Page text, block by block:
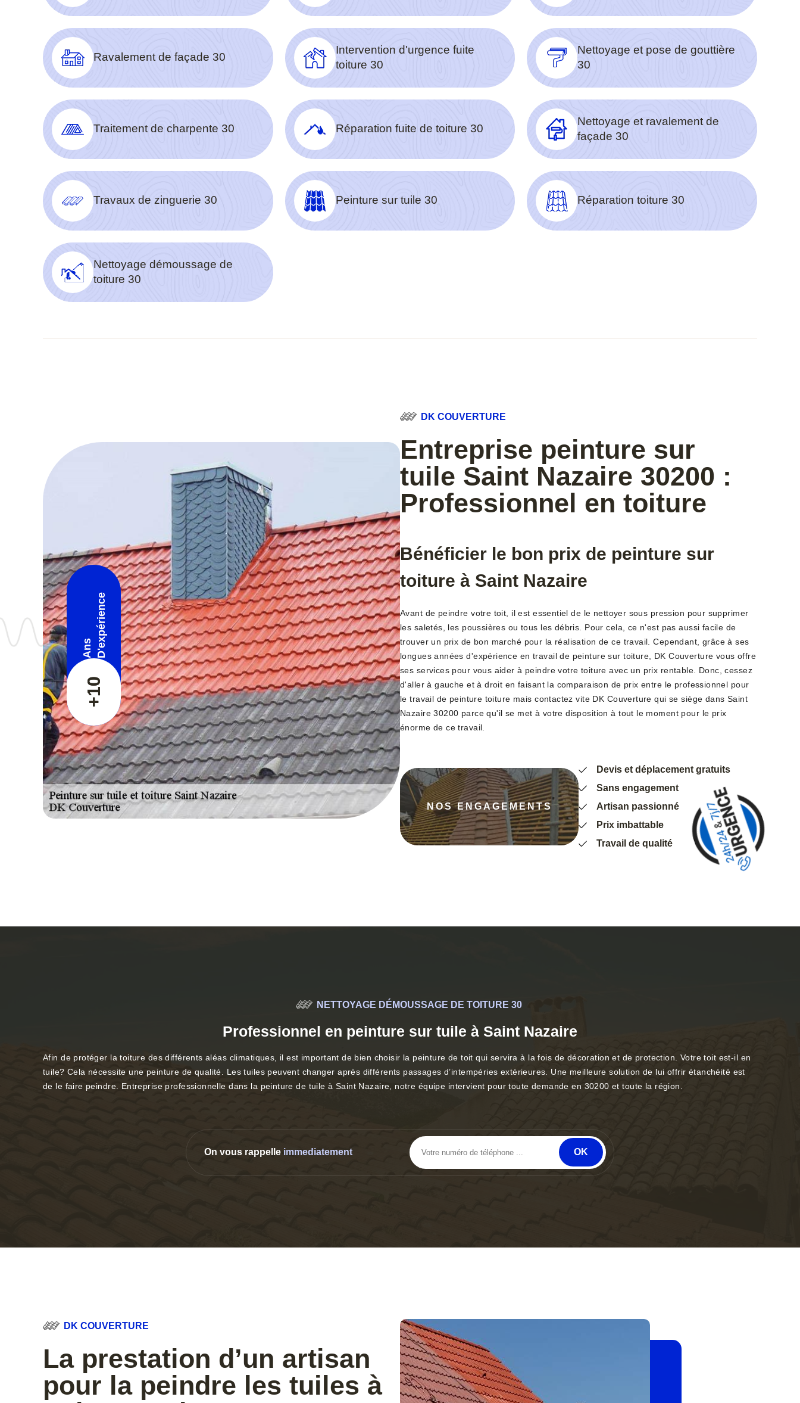
Ravalement de façade 30
Intervention d'urgence fuite
toiture 30
Nettoyage et pose de gouttière
30
Traitement de charpente 30 Réparation fuite de toiture 30
Nettoyage et ravalement de
façade 30
Travaux de zinguerie 30 Peinture sur tuile 30 Réparation toiture 30
Nettoyage démoussage de
toiture 30
+10
Ans D'expérience
DK COUVERTURE
Entreprise peinture sur
tuile Saint Nazaire 30200 :
Professionnel en toiture
Bénéficier le bon prix de peinture sur
toiture à Saint Nazaire
Avant de peindre votre toit, il est essentiel de le nettoyer sous pression pour supprimer
les saletés, les poussières ou tous les débris. Pour cela, ce n'est pas aussi facile de
trouver un prix de bon marché pour la réalisation de ce travail. Cependant, grâce à ses
longues années d'expérience en travail de peinture sur toiture, DK Couverture vous offre
ses services pour vous aider à peindre votre toiture avec un prix rentable. Donc, cessez
d'aller à gauche et à droit en faisant la comparaison de prix entre le professionnel pour
le travail de peinture toiture mais contactez vite DK Couverture qui se siège dans Saint
Nazaire 30200 parce qu'il se met à votre disposition à tout le moment pour le prix
énorme de ce travail.
NOS ENGAGEMENTS
Devis et déplacement gratuits
Sans engagement
Artisan passionné
Prix imbattable
Travail de qualité
NETTOYAGE DÉMOUSSAGE DE TOITURE 30
Professionnel en peinture sur tuile à Saint Nazaire
Afin de protéger la toiture des différents aléas climatiques, il est important de bien choisir la peinture de toit qui servira à la fois de décoration et de protection. Votre toit est-il en
tuile? Cela nécessite une peinture de qualité. Les tuiles peuvent changer après différents passages d’intempéries extérieures. Une meilleure solution de lui offrir étanchéité est
de le faire peindre. Entreprise professionnelle dans la peinture de tuile à Saint Nazaire, notre équipe intervient pour toute demande en 30200 et toute la région.
On vous rappelle immediatement
DK COUVERTURE
La prestation d’un artisan
pour la peindre les tuiles à